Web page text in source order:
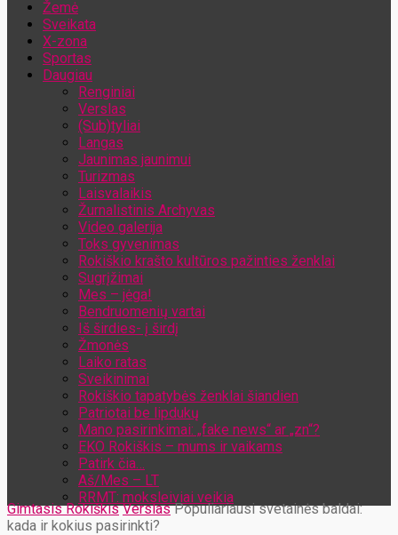
Žemė
Sveikata
X-zona
Sportas
Daugiau
Renginiai
Verslas
(Sub)tyliai
Langas
Jaunimas jaunimui
Turizmas
Laisvalaikis
Žurnalistinis Archyvas
Video galerija
Toks gyvenimas
Rokiškio krašto kultūros pažinties ženklai
Sugrįžimai
Mes – jėga!
Bendruomenių vartai
Iš širdies- į širdį
Žmonės
Laiko ratas
Sveikinimai
Rokiškio tapatybės ženklai šiandien
Patriotai be lipdukų
Mano pasirinkimai: „fake news“ ar „zn“?
EKO Rokiškis – mums ir vaikams
Patirk čia…
Aš/Mes – LT
RRMT: moksleiviai veikia
Gimtasis Rokiškis Verslas Populiariausi svetainės baldai:
kada ir kokius pasirinkti?